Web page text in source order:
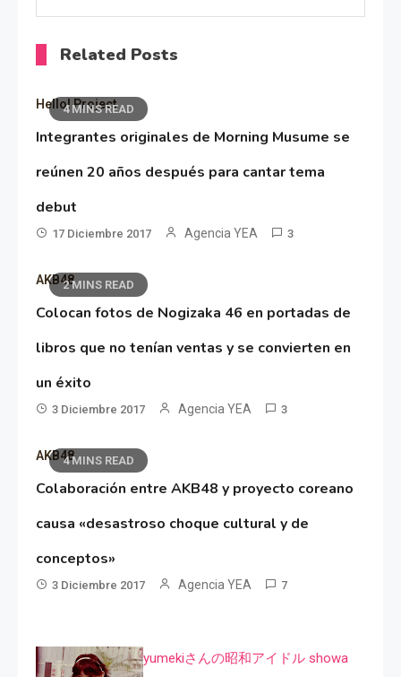
Related Posts
4 MINS READ
Hello! Project
Integrantes originales de Morning Musume se
reúnen 20 años después para cantar tema
debut
17 Diciembre 2017 Agencia YEA 3
2 MINS READ
AKB48
Colocan fotos de Nogizaka 46 en portadas de
libros que no tenían ventas y se convierten en
un éxito
3 Diciembre 2017 Agencia YEA 3
4 MINS READ
AKB48
Colaboración entre AKB48 y proyecto coreano
causa «desastroso choque cultural y de
conceptos»
3 Diciembre 2017 Agencia YEA 7
yumekiさんの昭和アイドル showa